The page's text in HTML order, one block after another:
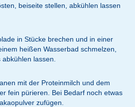
beiseite stellen, abkühlen lassen
in Stücke brechen und in einer
heißen Wasserbad schmelzen,
lassen.
mit der Proteinmilch und dem
fein pürieren. Bei Bedarf noch etwas
zufügen.